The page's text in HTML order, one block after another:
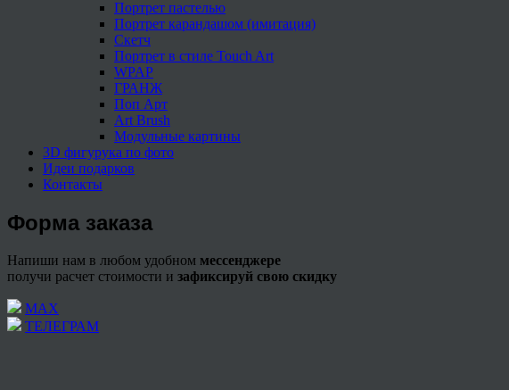
Портрет пастелью
Портрет карандашом (имитация)
Скетч
Портрет в стиле Touch Art
WPAP
ГРАНЖ
Поп Арт
Art Brush
Модульные картины
3D фигурука по фото
Идеи подарков
Контакты
Форма заказа
Напиши нам в любом удобном мессенджере
получи расчет стоимости и зафиксируй свою скидку
МАХ
ТЕЛЕГРАМ